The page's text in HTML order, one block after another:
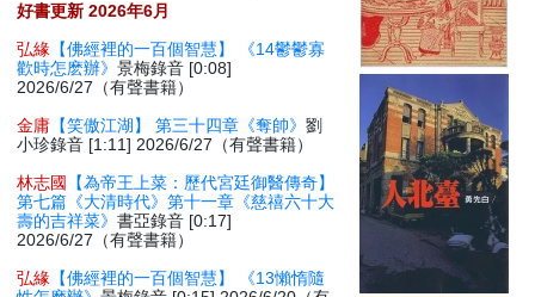
好書更新 2026年6月
弘緣 【佛經裡的一百個智慧】 《14鬱鬱寡
歡時怎麽辦》景梅錄音 [0:08]
2026/6/27（有聲書籍）
金庸 【笑傲江湖】 第三十四章《奪帥》劉
小珍錄音 [1:11] 2026/6/27（有聲書籍）
林志國
【為帝王上菜：歷代宮廷御醫傳奇】
第七篇《大清時代》第十一章《慈禧六十大
壽的吉祥菜》書亞錄音 [0:17]
2026/6/27（有聲書籍）
弘緣 【佛經裡的一百個智慧】 《13懶惰隨